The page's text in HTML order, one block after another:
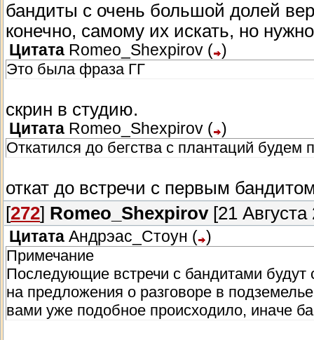
бандиты с очень большой долей
конечно, самому их искать, но
Цитата Romeo_Shexpirov ( )
Это была фраза ГГ
скрин в студию.
Цитата Romeo_Shexpirov ( )
Откатился до бегства с плантаций будем
откат до встречи с первым
[272] Romeo_Shexpirov[21 Августа
Цитата Андрэас_Стоун ( )
Примечание
Последующие встречи с бандитами
на предложения о разговоре в
вами уже подобное происходило, иначе